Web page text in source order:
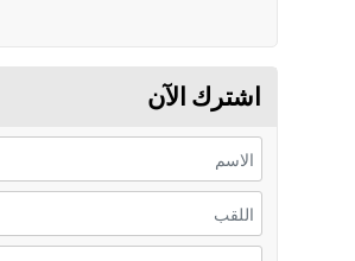
اشترك الآن